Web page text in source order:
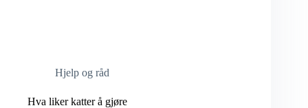
Hjelp og råd
Hva liker katter å gjøre